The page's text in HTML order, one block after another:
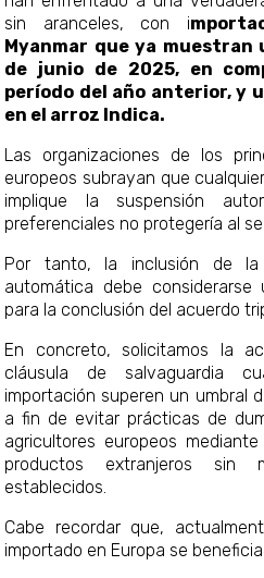
sin aranceles, con i
Myanmar que ya muestran
de junio de 2025, en
período del año anterior, y
en el arroz Indica.
Las organizaciones de los
europeos subrayan que
implique la suspensión
preferenciales no protegería al
Por tanto, la inclusión de la
automática debe considerarse
para la conclusión del acuerdo
En concreto, solicitamos la
cláusula de salvaguardia
importación superen un umbral
a fin de evitar prácticas de
agricultores europeos
productos extranjeros sin
establecidos.
Cabe recordar que,
importado en Europa se